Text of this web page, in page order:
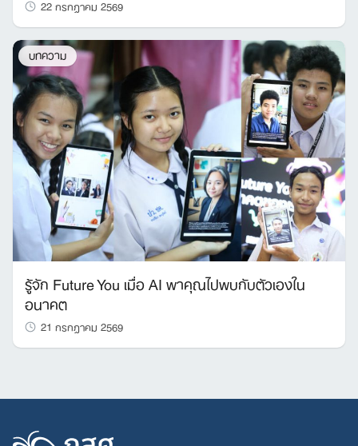
22 กรกฎาคม 2569
บทความ
รู้จัก Future You เมื่อ AI พาคุณไปพบกับตัวเองใน
อนาคต
21 กรกฎาคม 2569